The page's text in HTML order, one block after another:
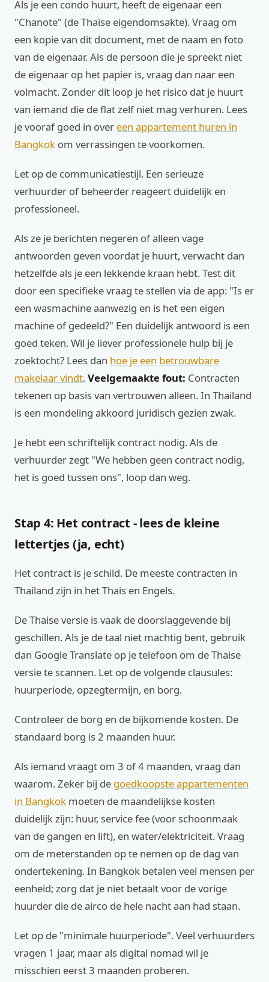
Als je een condo huurt, heeft de eigenaar een
"Chanote" (de Thaise eigendomsakte). Vraag om
een kopie van dit document, met de naam en foto
van de eigenaar. Als de persoon die je spreekt niet
de eigenaar op het papier is, vraag dan naar een
volmacht. Zonder dit loop je het risico dat je huurt
van iemand die de flat zelf niet mag verhuren. Lees
je vooraf goed in over een appartement huren in
Bangkok om verrassingen te voorkomen.
Let op de communicatiestijl. Een serieuze
verhuurder of beheerder reageert duidelijk en
professioneel.
Als ze je berichten negeren of alleen vage
antwoorden geven voordat je huurt, verwacht dan
hetzelfde als je een lekkende kraan hebt. Test dit
door een specifieke vraag te stellen via de app: "Is er
een wasmachine aanwezig en is het een eigen
machine of gedeeld?" Een duidelijk antwoord is een
goed teken. Wil je liever professionele hulp bij je
zoektocht? Lees dan hoe je een betrouwbare
makelaar vindt.Veelgemaakte fout: Contracten
tekenen op basis van vertrouwen alleen. In Thailand
is een mondeling akkoord juridisch gezien zwak.
Je hebt een schriftelijk contract nodig. Als de
verhuurder zegt "We hebben geen contract nodig,
het is goed tussen ons", loop dan weg.
Stap 4: Het contract - lees de kleine
lettertjes (ja, echt)
Het contract is je schild. De meeste contracten in
Thailand zijn in het Thais en Engels.
De Thaise versie is vaak de doorslaggevende bij
geschillen. Als je de taal niet machtig bent, gebruik
dan Google Translate op je telefoon om de Thaise
versie te scannen. Let op de volgende clausules:
huurperiode, opzegtermijn, en borg.
Controleer de borg en de bijkomende kosten. De
standaard borg is 2 maanden huur.
Als iemand vraagt om 3 of 4 maanden, vraag dan
waarom. Zeker bij de goedkoopste appartementen
in Bangkok moeten de maandelijkse kosten
duidelijk zijn: huur, service fee (voor schoonmaak
van de gangen en lift), en water/elektriciteit. Vraag
om de meterstanden op te nemen op de dag van
ondertekening. In Bangkok betalen veel mensen per
eenheid; zorg dat je niet betaalt voor de vorige
huurder die de airco de hele nacht aan had staan.
Let op de "minimale huurperiode". Veel verhuurders
vragen 1 jaar, maar als digital nomad wil je
misschien eerst 3 maanden proberen.